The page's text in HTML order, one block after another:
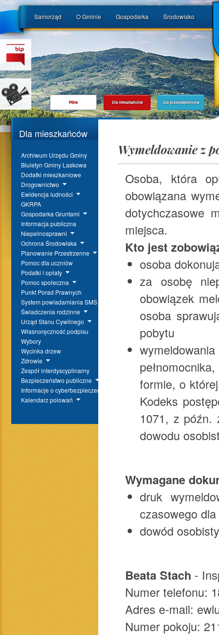
Samorząd O Gminie Gospodarka Środowisko
Pilne Dla mieszkańców Dla przedsiębiorców
Dla mieszkańców
Archiwum Urzędu Gminy
Biuletyn Gminy Laskowa
Dodatki mieszkaniowe
Drogownictwo
Ewidencja ludności
GKRPA
Gospodarka Gruntami
Informacja publiczna
Niepełnosprawni
Ochrona Środowiska
Planowanie Przestrzenne
Pomoc dla uczniów
Podatki i opłaty
Pomoc społeczna
Punkt Porad Prawnych
System powiadamiania SMS
Świadczenia rodzinne
Urząd Stanu Cywilnego
Własnoręczność podpisu
Wybory
Wycinka drzew
Zdrowie
Zespół interdyscyplinarny
Bezpieczeństwo publiczne
Informacje o cyberbezpieczeństwie
Kalendarz polowań
Wymeldowanie z
Osoba, która
obowiązana
dotychczasowe
miejsca.
Kto jest
osoba
za osobę
obowiązek
osoba
pobytu
formie, o
Kodeks
1071, z późn.
dowodu
Wymagane
druk
czasowego
dowód
Beata Stach -
Numer telefonu:
Adres e-mail:
Numer pokoju: